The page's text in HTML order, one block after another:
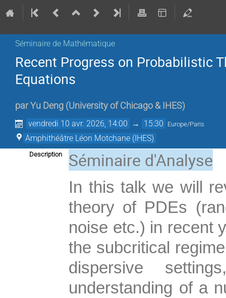
Séminaire de Mathématique
Recent Progress on Probabilistic
Equations
parYu Deng (University of Chicago & IHES)
vendredi 10 avr. 2026, 14:00 → 15:30 Europe/Paris
Amphithéâtre Léon Motchane (IHES)
Description Séminaire d'Analyse
In this talk we will
theory of PDEs
noise etc.) in recent
the subcritical
dispersive
understanding of a